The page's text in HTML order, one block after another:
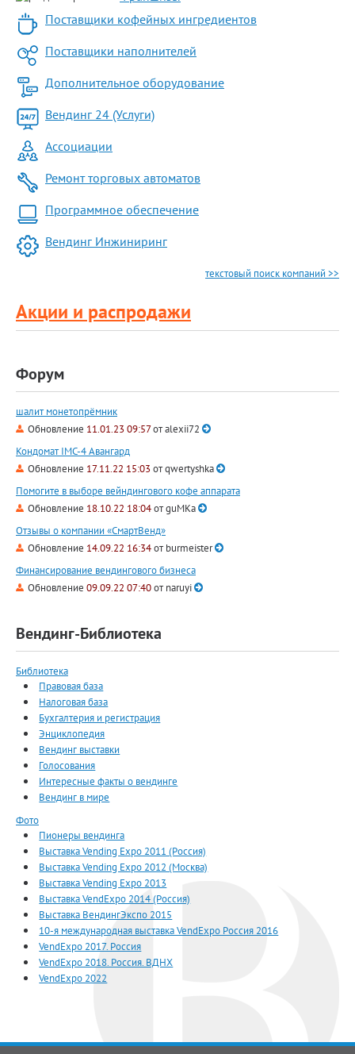
Поставщики кофейных ингредиентов
Поставщики наполнителей
Дополнительное оборудование
Вендинг 24 (Услуги)
Ассоциации
Ремонт торговых автоматов
Программное обеспечение
Вендинг Инжиниринг
текстовый поиск компаний >>
Акции и распродажи
Форум
шалит монетопрёмник
Обновление 11.01.23 09:57отalexii72
Кондомат IMC-4 Авангард
Обновление 17.11.22 15:03 отqwertyshka
Помогите в выборе вейндингового кофе аппарата
Обновление 18.10.22 18:04отguMKa
Отзывы о компании «СмартВенд»
Обновление 14.09.22 16:34отburmeister
Финансирование вендингового бизнеса
Обновление 09.09.22 07:40отnaruyi
Вендинг-Библиотека
Библиотека
Правовая база
Налоговая база
Бухгалтерия и регистрация
Энциклопедия
Вендинг выставки
Голосования
Интересные факты о вендинге
Вендинг в мире
Фото
Пионеры вендинга
Выставка Vending Expo 2011 (Россия)
Выставка Vending Expo 2012 (Москва)
Выставка Vending Expo 2013
Выставка VendExpo 2014 (Россия)
Выставка ВендингЭкспо 2015
10-я международная выставка VendExpo Россия 2016
VendExpo 2017. Россия
VendExpo 2018. Россия. ВДНХ
VendExpo 2022